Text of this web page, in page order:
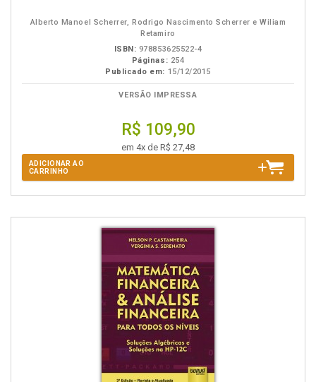
Alberto Manoel Scherrer, Rodrigo Nascimento Scherrer e Wiliam
Retamiro
ISBN: 978853625522-4
Páginas: 254
Publicado em: 15/12/2015
VERSÃO IMPRESSA
R$ 109,90
em 4x de R$ 27,48
ADICIONAR AO
CARRINHO